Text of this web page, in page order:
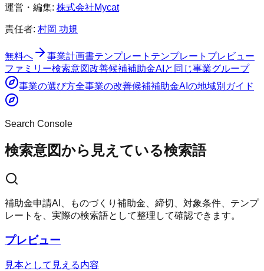
運営・編集: 株式会社Mycat
責任者: 村岡 功規
無料へ 事業計画書テンプレート テンプレート プレビュー
ファミリー検索意図改善候補補助金AI と同じ事業グループ
事業の選び方全事業の改善候補補助金AI の地域別ガイド
Search Console
検索意図から見えている検索語
補助金申請AI、ものづくり補助金、締切、対象条件、テンプ
レートを、実際の検索語として整理して確認できます。
プレビュー
見本として見える内容